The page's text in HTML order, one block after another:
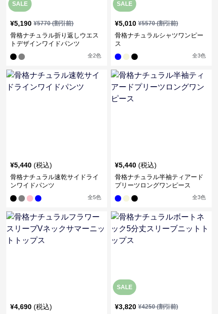
SALE
¥5,190 ¥5770(割引前)
骨格ナチュラル折り返しウエス
トデザインワイドパンツ
全2色
SALE
¥5,010 ¥5570(割引前)
骨格ナチュラルシャツワンピー
ス
全3色
¥5,440 (税込)
骨格ナチュラル速乾サイドライ
ンワイドパンツ
全5色
¥5,440 (税込)
骨格ナチュラル半袖ティアード
プリーツロングワンピース
全3色
¥4,690 (税込)
SALE
¥3,820 ¥4250(割引前)